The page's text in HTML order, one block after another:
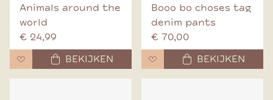
Animals around the
world
€ 24,99
BEKIJKEN
Booo bo choses tag
denim pants
€ 70,00
BEKIJKEN